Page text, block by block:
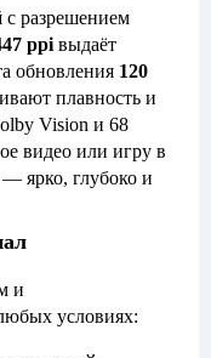
с разрешением
ppi выдаёт
обновления 120
плавность и
Vision и 68
видео или игру в
— ярко, глубоко и
и
условиях: